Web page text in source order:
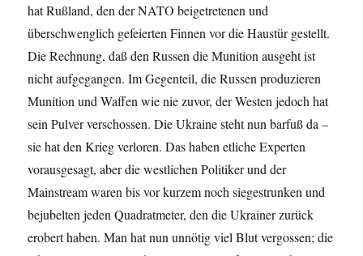
hat Rußland, den der NATO beigetretenen und
überschwenglich gefeierten Finnen vor die Haustür gestellt.
Die Rechnung, daß den Russen die Munition ausgeht ist
nicht aufgegangen. Im Gegenteil, die Russen produzieren
Munition und Waffen wie nie zuvor, der Westen jedoch hat
sein Pulver verschossen. Die Ukraine steht nun barfuß da –
sie hat den Krieg verloren. Das haben etliche Experten
vorausgesagt, aber die westlichen Politiker und der
Mainstream waren bis vor kurzem noch siegestrunken und
bejubelten jeden Quadratmeter, den die Ukrainer zurück
erobert haben. Man hat nun unnötig viel Blut vergossen; die